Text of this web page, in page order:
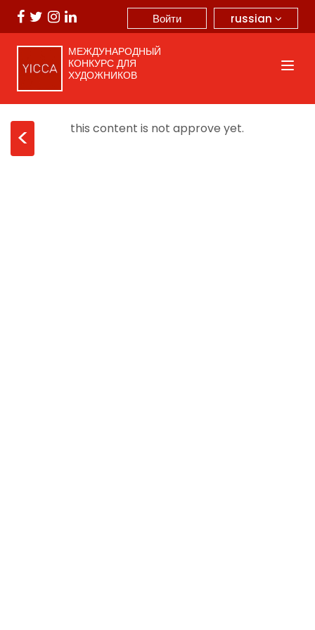
russian
Войти
МЕЖДУНАРОДНЫЙ
КОНКУРС ДЛЯ
ХУДОЖНИКОВ
< this content is not approve yet.